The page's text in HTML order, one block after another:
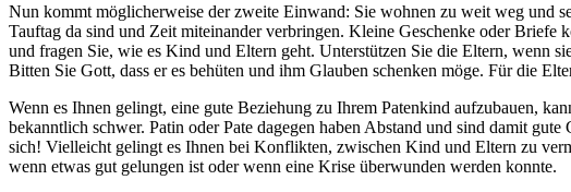
Nun kommt möglicherweise der zweite Einwand: Sie wohnen zu weit weg und
Tauftag da sind und Zeit miteinander verbringen. Kleine Geschenke oder Briefe
und fragen Sie, wie es Kind und Eltern geht. Unterstützen Sie die Eltern, wenn
Bitten Sie Gott, dass er es behüten und ihm Glauben schenken möge. Für die
Wenn es Ihnen gelingt, eine gute Beziehung zu Ihrem Patenkind aufzubauen,
bekanntlich schwer. Patin oder Pate dagegen haben Abstand und sind damit
sich! Vielleicht gelingt es Ihnen bei Konflikten, zwischen Kind und Eltern zu
wenn etwas gut gelungen ist oder wenn eine Krise überwunden werden konnte.